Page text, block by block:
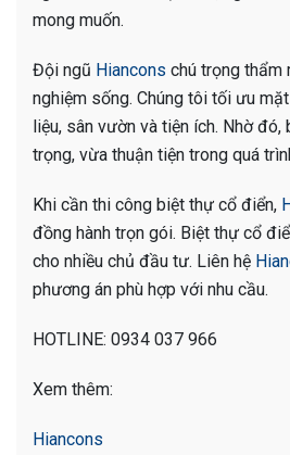
mong muốn.
Đội ngũ Hiancons chú trọng thẩm
nghiệm sống. Chúng tôi tối ưu
liệu, sân vườn và tiện ích. Nhờ
trọng, vừa thuận tiện trong quá
Khi cần thi công biệt thự cổ điển,
đồng hành trọn gói. Biệt thự cổ
cho nhiều chủ đầu tư. Liên hệ
phương án phù hợp với nhu cầu.
HOTLINE: 0934 037 966
Xem thêm:
Hiancons